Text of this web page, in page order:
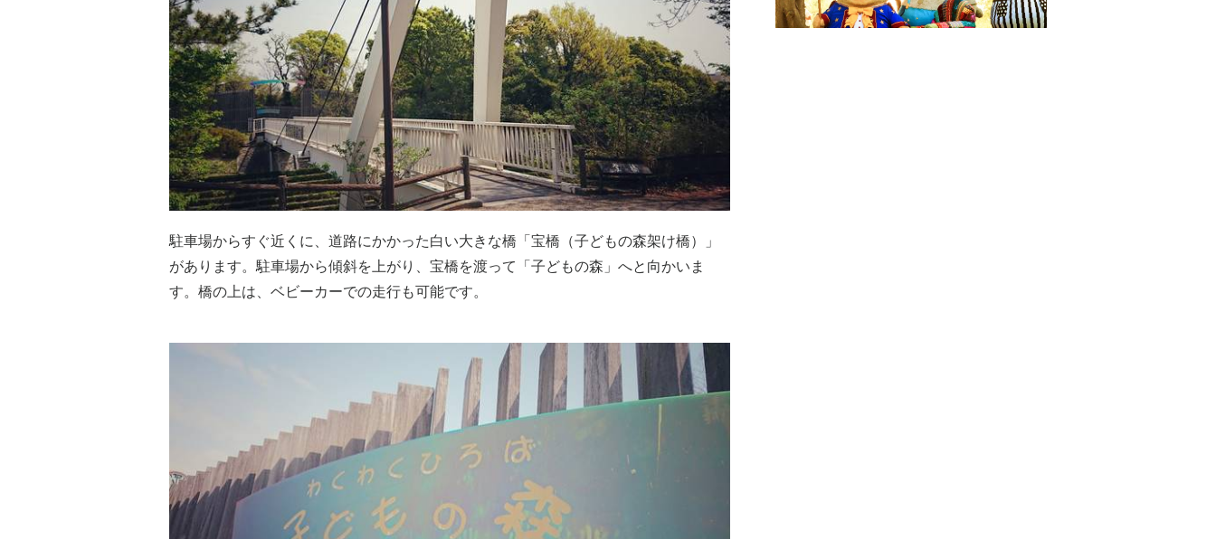
駐車場からすぐ近くに、道路にかかった白い大きな橋「宝橋（子どもの森架け橋）」
があります。駐車場から傾斜を上がり、宝橋を渡って「子どもの森」へと向かいま
す。橋の上は、ベビーカーでの走行も可能です。